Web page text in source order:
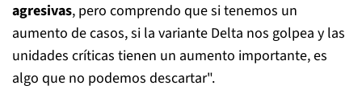
agresivas, pero comprendo que si tenemos un
aumento de casos, si la variante Delta nos golpea y las
unidades críticas tienen un aumento importante, es
algo que no podemos descartar".